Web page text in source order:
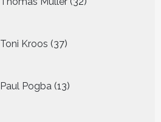
producten
Toni Kroos 37
producten
Paul Pogba 13
producten